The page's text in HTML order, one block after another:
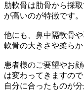
肋軟骨は肋骨から採
が高いのが特徴です。
他にも、鼻中隔軟骨
軟骨の大きさや柔ら
患者様のご要望やお
は変わってきますので
自分に合ったものが